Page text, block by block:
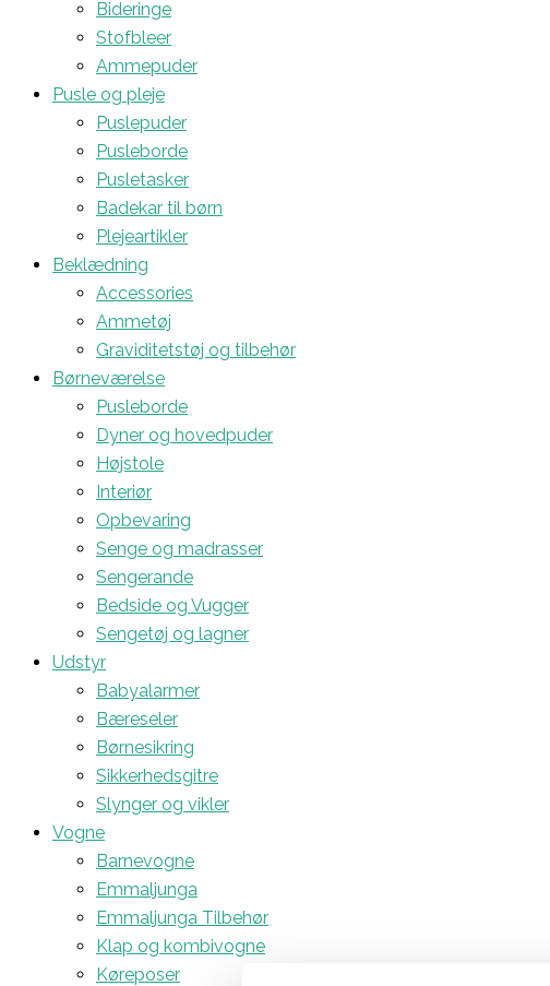
Bideringe
Stofbleer
Ammepuder
Pusle og pleje
Puslepuder
Pusleborde
Pusletasker
Badekar til børn
Plejeartikler
Beklædning
Accessories
Ammetøj
Graviditetstøj og tilbehør
Børneværelse
Pusleborde
Dyner og hovedpuder
Højstole
Interiør
Opbevaring
Senge og madrasser
Sengerande
Bedside og Vugger
Sengetøj og lagner
Udstyr
Babyalarmer
Bæreseler
Børnesikring
Sikkerhedsgitre
Slynger og vikler
Vogne
Barnevogne
Emmaljunga
Emmaljunga Tilbehør
Klap og kombivogne
Køreposer